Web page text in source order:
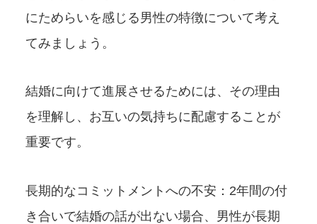
にためらいを感じる男性の特徴について考え
てみましょう。
結婚に向けて進展させるためには、その理由
を理解し、お互いの気持ちに配慮することが
重要です。
長期的なコミットメントへの不安：2年間の付
き合いで結婚の話が出ない場合、男性が長期